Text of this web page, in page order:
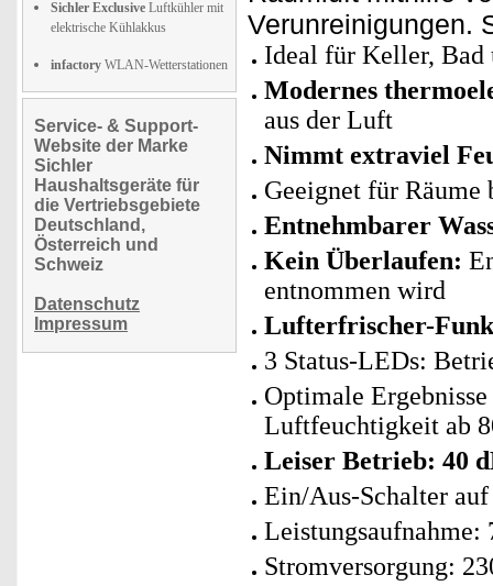
Sichler Exclusive Luftkühler mit
elektrische Kühlakkus
infactory WLAN-Wetterstationen
Service- & Support-
Website der Marke
Sichler
Haushaltsgeräte für
die Vertriebsgebiete
Deutschland,
Österreich und
Schweiz
Datenschutz
Impressum
Verunreinigungen.
Ideal für Keller, Bad
Modernes
aus der Luft
Nimmt extraviel
Geeignet für Räume
Entnehmbarer
Kein Überlaufen:
entnommen wird
Lufterfrischer-
3 Status-LEDs:
Optimale
Luftfeuchtigkeit ab
Leiser Betrieb: 40
Ein/Aus-Schalter auf
Leistungsaufnahme:
Stromversorgung: